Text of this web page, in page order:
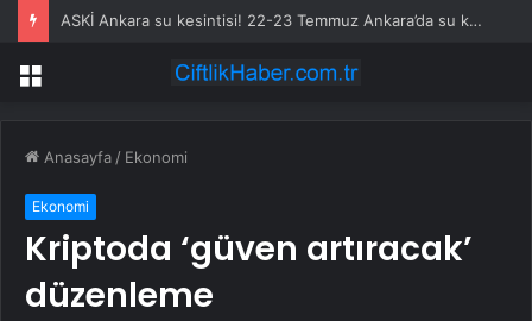
ASKİ Ankara su kesintisi! 22-23 Temmuz Ankara’da su kesintisi ne zaman bitecek, sular ne zaman gelecek?
Menü
Anasayfa / Ekonomi
Ekonomi
Kriptoda ‘güven artıracak’
düzenleme